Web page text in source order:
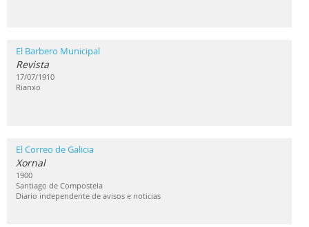
El Barbero Municipal
Revista
17/07/1910
Rianxo
El Correo de Galicia
Xornal
1900
Santiago de Compostela
Diario independente de avisos e noticias